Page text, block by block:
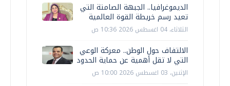
الديموغرافيا.. الجبهة الصامتة التي
تعيد رسم خريطة القوة العالمية
الثلاثاء، 04 اغسطس 2026 10:36 ص
الالتفاف حول الوطن.. معركة الوعي
التي لا تقل أهمية عن حماية الحدود
الإثنين، 03 اغسطس 2026 10:00 ص